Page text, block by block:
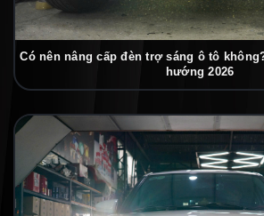
Có nên nâng cấp đèn trợ sáng ô tô
hướng 2026